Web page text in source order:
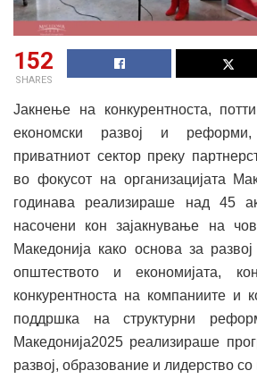
152
SHARES
Јакнење на конкурентноста,
економски развој и
приватниот сектор преку
во фокусот на организацијата
годинава реализираше над 45
насочени кон зајакнување на
Македонија како основа за
општеството и економијата,
конкурентноста на компаниите и
поддршка на структурни
Македонија2025 реализираше
развој, образование и лидерство